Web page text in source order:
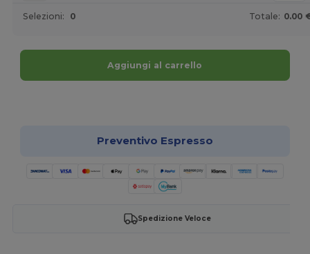
Selezioni: 0 Totale: 0.00
Aggiungi al carrello
Preventivo Espresso
Spedizione Veloce